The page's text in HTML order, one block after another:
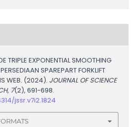
TRIPLE EXPONENTIAL SMOOTHING
SPAREPART FORKLIFT
WEB. (2024). JOURNAL OF SCIENCE
, 7(2), 691-698.
jssr.v7i2.1824